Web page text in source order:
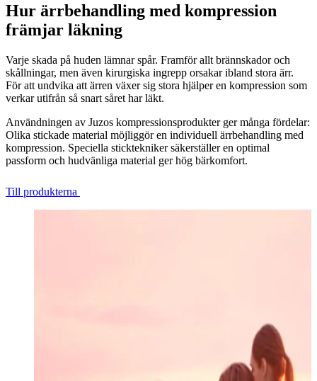
Hur ärrbehandling med kompression
främjar läkning
Varje skada på huden lämnar spår. Framför allt brännskador och
skållningar, men även kirurgiska ingrepp orsakar ibland stora ärr.
För att undvika att ärren växer sig stora hjälper en kompression som
verkar utifrån så snart såret har läkt.
Användningen av Juzos kompressionsprodukter ger många fördelar:
Olika stickade material möjliggör en individuell ärrbehandling med
kompression. Speciella sticktekniker säkerställer en optimal
passform och hudvänliga material ger hög bärkomfort.
Till produkterna